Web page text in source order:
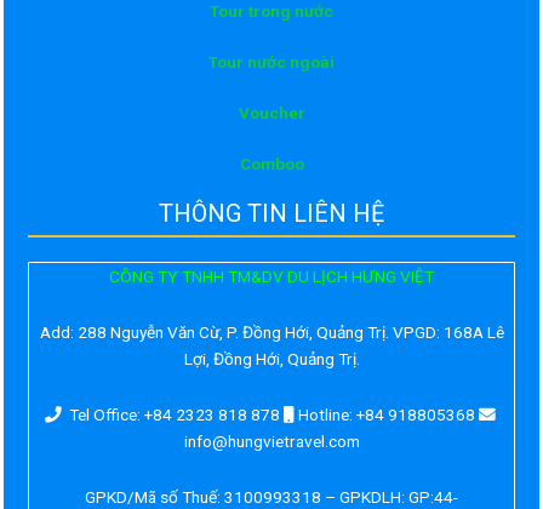
Tour trong nước
Tour nước ngoài
Voucher
Comboo
THÔNG TIN LIÊN HỆ
CÔNG TY TNHH TM&DV DU LỊCH HƯNG VIỆT
Add: 288 Nguyễn Văn Cừ, P. Đồng Hới, Quảng Trị. VPGD: 168A Lê
Lợi, Đồng Hới, Quảng Trị.
Tel Office: +84 2323 818 878
Hotline: +84 918805368
info@hungvietravel.com
GPKD/Mã số Thuế: 3100993318 – GPKDLH: GP:44-